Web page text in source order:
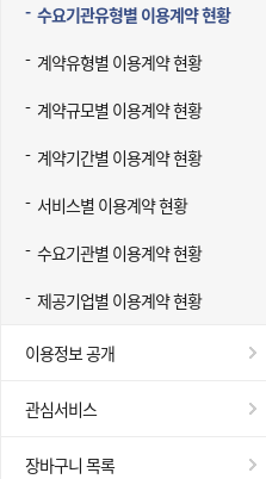
수요기관유형별 이용계약 현황
계약유형별 이용계약 현황
계약규모별 이용계약 현황
계약기간별 이용계약 현황
서비스별 이용계약 현황
수요기관별 이용계약 현황
제공기업별 이용계약 현황
이용정보 공개
관심서비스
장바구니 목록